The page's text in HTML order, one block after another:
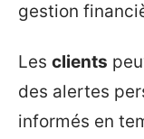
gestion
Les clients
des alertes
informés en